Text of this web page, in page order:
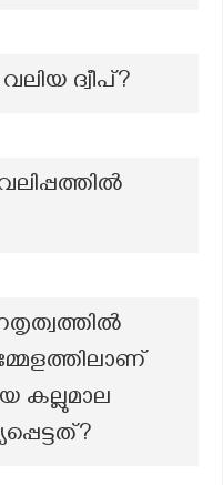
ദ്വീപ്?
കല്ലുമാല